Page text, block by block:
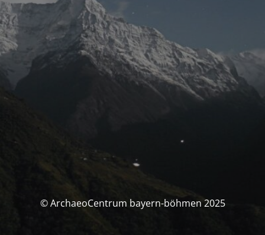
© ArchaeoCentrum bayern-böhmen 2025